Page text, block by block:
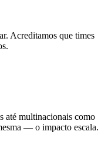
Acreditamos que times
até multinacionais como
— o impacto escala.